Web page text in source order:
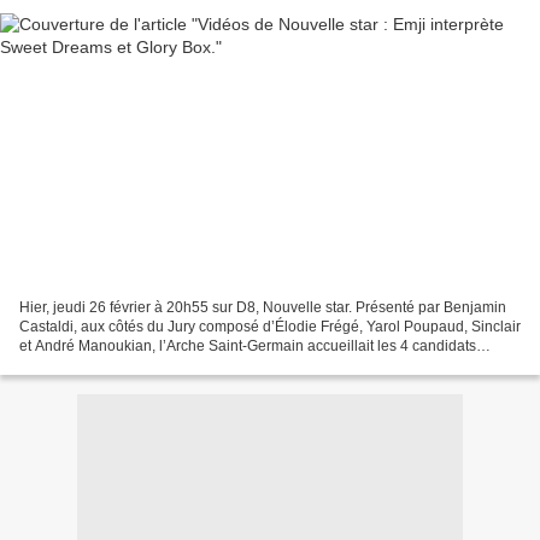
Hier, jeudi 26 février à 20h55 sur D8, Nouvelle star. Présenté par Benjamin
Castaldi, aux côtés du Jury composé d’Élodie Frégé, Yarol Poupaud, Sinclair
et André Manoukian, l’Arche Saint-Germain accueillait les 4 candidats